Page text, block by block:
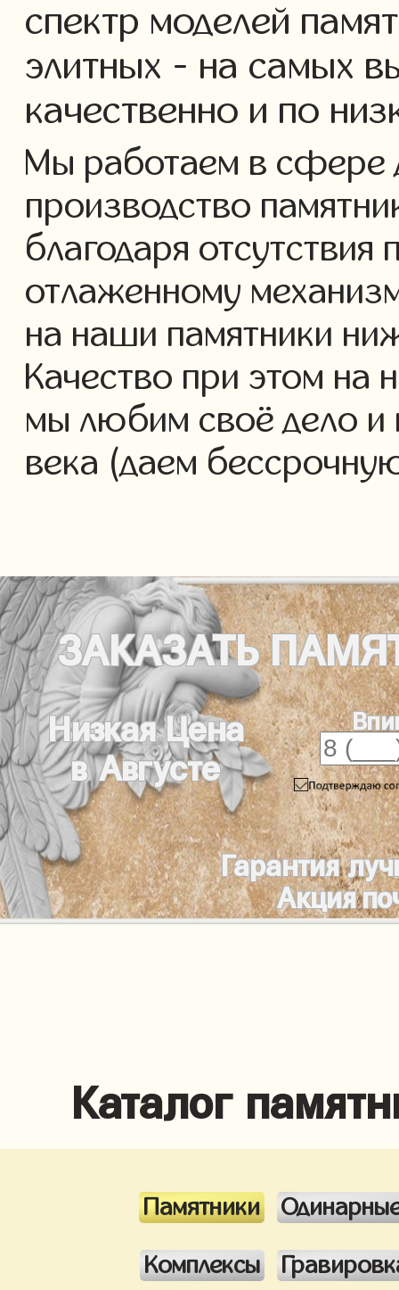
спектр моделей
элитных - на самых
качественно и по
Мы работаем в сфере
производство
благодаря отсутствия
отлаженному
на наши памятники
Качество при этом на
мы любим своё дело и
века (даем
ЗАКАЗАТЬ
Низкая Цена
в Августе
Гарантия
Акция
Каталог
Памятники
Комплексы